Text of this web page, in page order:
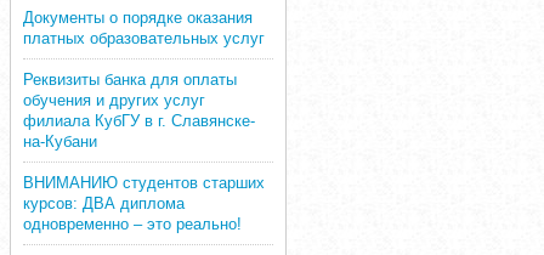
Документы о порядке оказания
платных образовательных услуг
Реквизиты банка для оплаты
обучения и других услуг
филиала КубГУ в г. Славянске-
на-Кубани
ВНИМАНИЮ студентов старших
курсов: ДВА диплома
одновременно – это реально!